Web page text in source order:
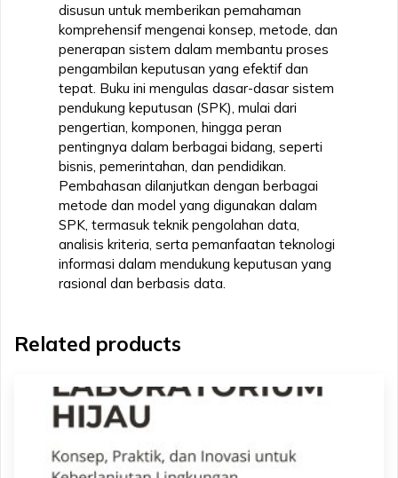
disusun untuk memberikan pemahaman
komprehensif mengenai konsep, metode, dan
penerapan sistem dalam membantu proses
pengambilan keputusan yang efektif dan
tepat. Buku ini mengulas dasar-dasar sistem
pendukung keputusan (SPK), mulai dari
pengertian, komponen, hingga peran
pentingnya dalam berbagai bidang, seperti
bisnis, pemerintahan, dan pendidikan.
Pembahasan dilanjutkan dengan berbagai
metode dan model yang digunakan dalam
SPK, termasuk teknik pengolahan data,
analisis kriteria, serta pemanfaatan teknologi
informasi dalam mendukung keputusan yang
rasional dan berbasis data.
Related products